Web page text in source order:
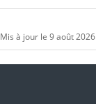
Mis à jour le 9 août 2026